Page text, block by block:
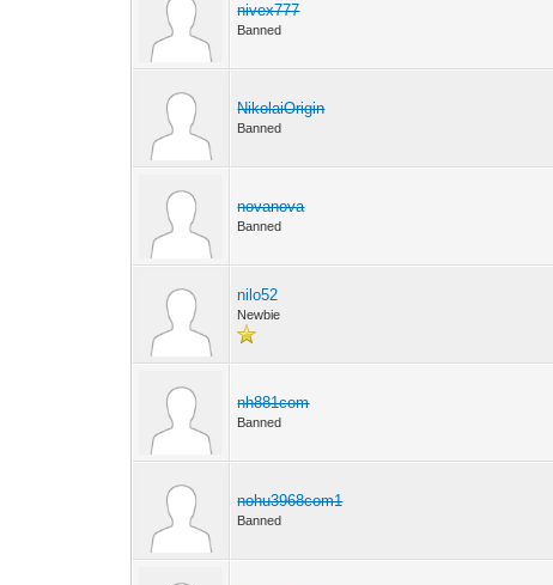
nivex777
Banned
NikolaiOrigin
Banned
novanova
Banned
nilo52
Newbie
nh881com
Banned
nohu3968com1
Banned